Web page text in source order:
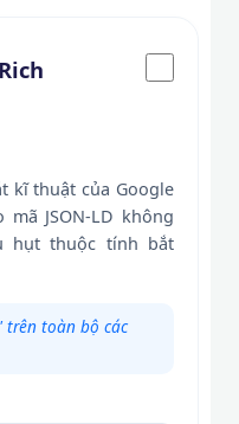
kĩ thuật của Google
JSON-LD không
hụt thuộc tính bắt
trên toàn bộ các